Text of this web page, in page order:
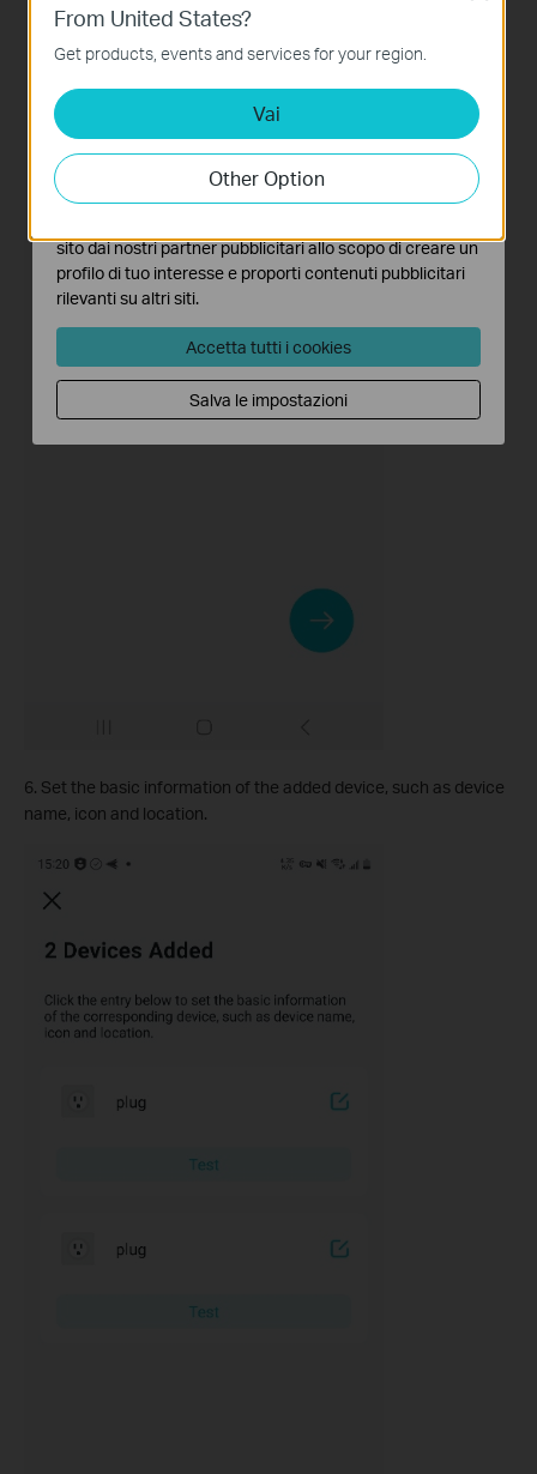
6. Set the basic information of the added device, such as device
name, icon and location.
From United States?
Get products, events and services for your region.
Vai
Other Option
Questi cookies sono necessari per il corretto
funzionamento del sito e non possono essere disattivati
nel tuo sistema.
Analytics e Marketing Cookies
I cookies analitici ci permettono di analizzare le tue
attività sul nostro sito allo scopo di migliorarne le
funzionalità.
sito dai nostri partner pubblicitari allo scopo di creare un
profilo di tuo interesse e proporti contenuti pubblicitari
rilevanti su altri siti.
Accetta tutti i cookies
Salva le impostazioni